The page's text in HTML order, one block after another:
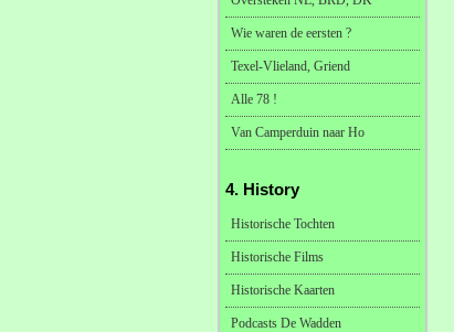
Wie waren de eersten ?
Texel-Vlieland, Griend
Alle 78 !
Van Camperduin naar Ho
4. History
Historische Tochten
Historische Films
Historische Kaarten
Podcasts De Wadden